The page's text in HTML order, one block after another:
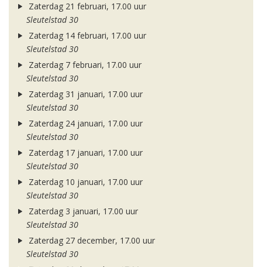
Zaterdag 21 februari, 17.00 uur
Sleutelstad 30
Zaterdag 14 februari, 17.00 uur
Sleutelstad 30
Zaterdag 7 februari, 17.00 uur
Sleutelstad 30
Zaterdag 31 januari, 17.00 uur
Sleutelstad 30
Zaterdag 24 januari, 17.00 uur
Sleutelstad 30
Zaterdag 17 januari, 17.00 uur
Sleutelstad 30
Zaterdag 10 januari, 17.00 uur
Sleutelstad 30
Zaterdag 3 januari, 17.00 uur
Sleutelstad 30
Zaterdag 27 december, 17.00 uur
Sleutelstad 30